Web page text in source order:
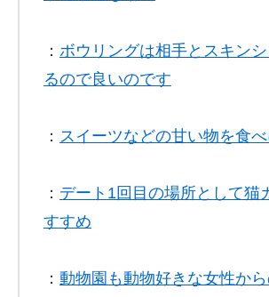
： ボウリングは相手とスキン
るので良いのです
： スイーツなどの甘い物を食べ
： デート1回目の場所として猫
すすめ
： 動物園も動物好きな女性か